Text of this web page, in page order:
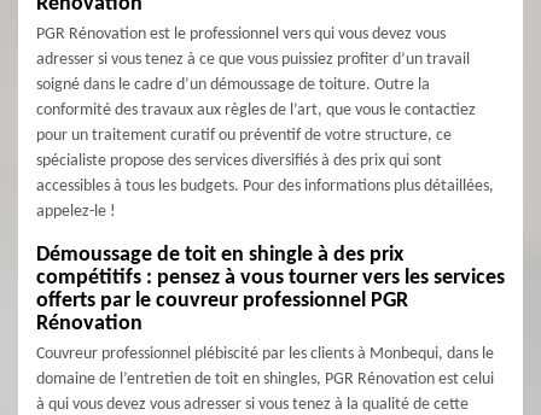
PGR Rénovation est le professionnel vers qui vous devez vous
adresser si vous tenez à ce que vous puissiez profiter d’un travail
soigné dans le cadre d’un démoussage de toiture. Outre la
conformité des travaux aux règles de l’art, que vous le contactiez
pour un traitement curatif ou préventif de votre structure, ce
spécialiste propose des services diversifiés à des prix qui sont
accessibles à tous les budgets. Pour des informations plus détaillées,
appelez-le !
Démoussage de toit en shingle à des prix
compétitifs : pensez à vous tourner vers les services
offerts par le couvreur professionnel PGR
Rénovation
Couvreur professionnel plébiscité par les clients à Monbequi, dans le
domaine de l’entretien de toit en shingles, PGR Rénovation est celui
à qui vous devez vous adresser si vous tenez à la qualité de cette